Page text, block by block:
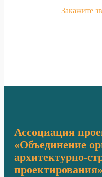
Закажите
Ассоциация
«Объединение
архитектурно-
проектирования»